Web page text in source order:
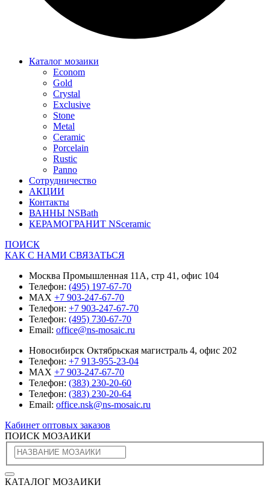
Каталог мозаики
Econom
Gold
Crystal
Exclusive
Stone
Metal
Ceramic
Porcelain
Rustic
Panno
Сотрудничество
АКЦИИ
Контакты
ВАННЫ NSBath
КЕРАМОГРАНИТ NSceramic
ПОИСК
КАК С НАМИ СВЯЗАТЬСЯ
Москва Промышленная 11А, стр 41, офис 104
Телефон: (495) 197-67-70
MAX +7 903-247-67-70
Телефон: +7 903-247-67-70
Телефон: (495) 730-67-70
Email: office@ns-mosaic.ru
Новосибирск Октябрьская магистраль 4, офис 202
Телефон: +7 913-955-23-04
MAX +7 903-247-67-70
Телефон: (383) 230-20-60
Телефон: (383) 230-20-64
Email: office.nsk@ns-mosaic.ru
Кабинет оптовых заказов
ПОИСК МОЗАИКИ
КАТАЛОГ МОЗАИКИ